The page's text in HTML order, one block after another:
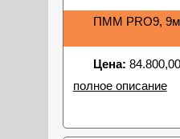
ПММ PRO9,
Цена:
полное описание